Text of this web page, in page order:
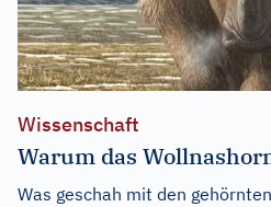
Wissenschaft
Warum das
Was geschah mit den